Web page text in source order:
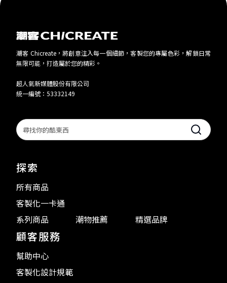
潮客 Chicreate，將創意注入每一個細節，客製您的專屬色彩，解鎖日常
無限可能，打造屬於您的精彩。
超人氣新媒體股份有限公司
統一編號：53332149
Search
探索
所有商品
客製化一卡通
系列商品
潮物推薦 精選品牌
顧客服務
幫助中心
客製化設計規範